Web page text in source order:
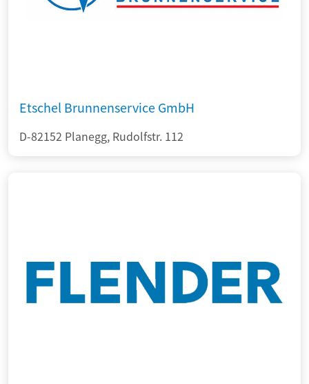
Etschel Brunnenservice GmbH
D-82152 Planegg, Rudolfstr. 112